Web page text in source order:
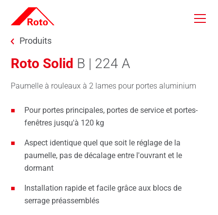
Skip to main content
You are here:
Produits
Roto Solid B | 224 A
Paumelle à rouleaux à 2 lames pour portes aluminium
Pour portes principales, portes de service et portes-
fenêtres jusqu'à 120 kg
Aspect identique quel que soit le réglage de la
paumelle, pas de décalage entre l'ouvrant et le
dormant
Installation rapide et facile grâce aux blocs de
serrage préassemblés